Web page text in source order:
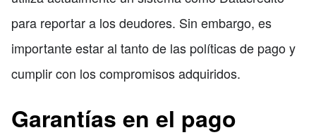
para reportar a los deudores. Sin embargo, es
importante estar al tanto de las políticas de pago y
cumplir con los compromisos adquiridos.
Garantías en el pago